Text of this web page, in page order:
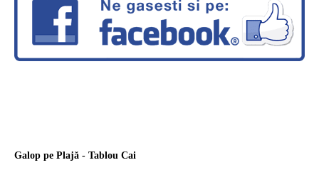
Galop pe Plajă - Tablou Cai